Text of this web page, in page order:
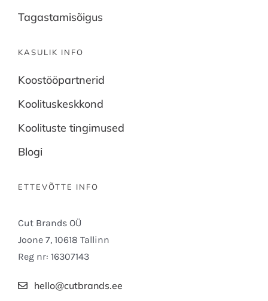
Tagastamisõigus
KASULIK INFO
Koostööpartnerid
Koolituskeskkond
Koolituste tingimused
Blogi
ETTEVÕTTE INFO
Cut Brands OÜ
Joone 7, 10618 Tallinn
Reg nr: 16307143
hello@cutbrands.ee